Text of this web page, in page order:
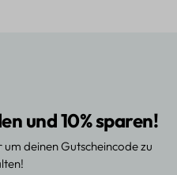
und 10% sparen!
deinen Gutscheincode zu